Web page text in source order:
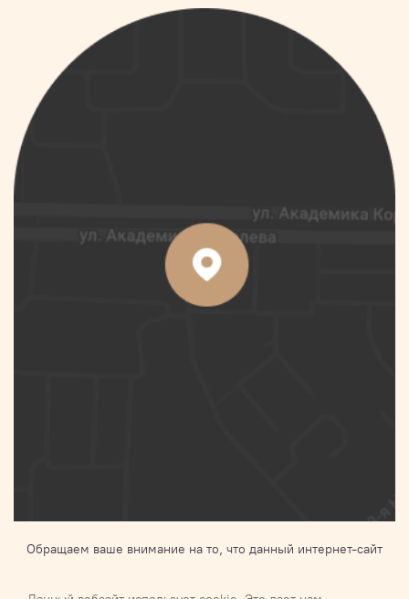
Обращаем ваше внимание на то, что данный интернет-сайт